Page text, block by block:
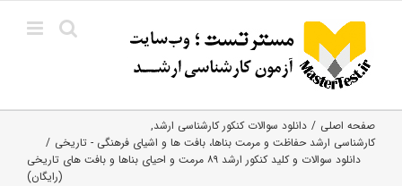
content
صفحه اصلی
دانلود سوالات کنکور کارشناسی ارشد
کارشناسی ارشد حفاظت و مرمت بناها، بافت‌ ها و اشیای فرهنگی - تاریخی
دانلود سوالات و کلید کنکور ارشد ۸۹ مرمت و احیای بناها و بافت های تاریخی
(رایگان)